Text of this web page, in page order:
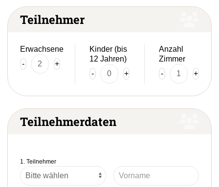
Streichgesten
Teilnehmer
Erwachsene
-
+
Kinder (bis
12 Jahren)
-
+
Anzahl
Zimmer
-
+
Teilnehmerdaten
1. Teilnehmer